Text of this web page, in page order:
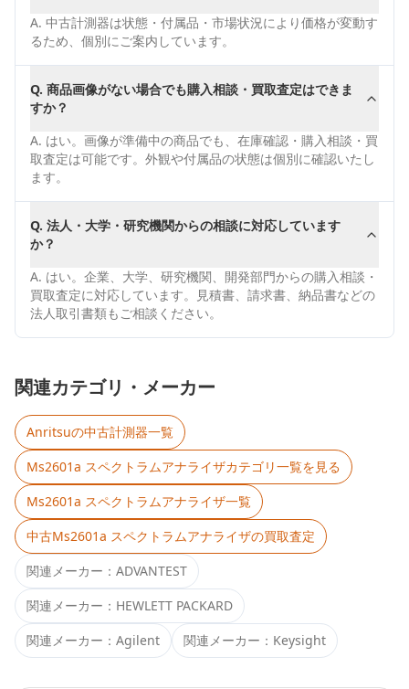
A. 中古計測器は状態・付属品・市場状況により価格が変動す
るため、個別にご案内しています。
Q. 商品画像がない場合でも購入相談・買取査定はできま
すか？
A. はい。画像が準備中の商品でも、在庫確認・購入相談・買
取査定は可能です。外観や付属品の状態は個別に確認いたし
ます。
Q. 法人・大学・研究機関からの相談に対応しています
か？
A. はい。企業、大学、研究機関、開発部門からの購入相談・
買取査定に対応しています。見積書、請求書、納品書などの
法人取引書類もご相談ください。
関連カテゴリ・メーカー
Anritsuの中古計測器一覧
Ms2601a スペクトラムアナライザカテゴリ一覧を見る
Ms2601a スペクトラムアナライザ一覧
中古Ms2601a スペクトラムアナライザの買取査定
関連メーカー： ADVANTEST
関連メーカー： HEWLETT PACKARD
関連メーカー： Agilent 関連メーカー： Keysight